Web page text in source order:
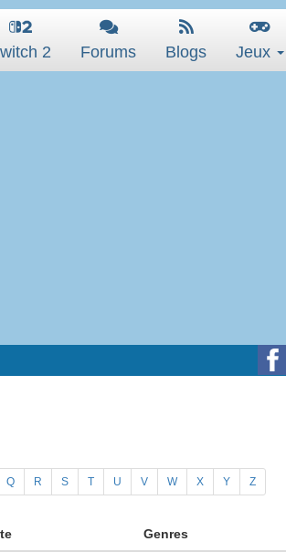
2 Forums Blogs Jeux
Q R S T U V W X Y Z
Genres